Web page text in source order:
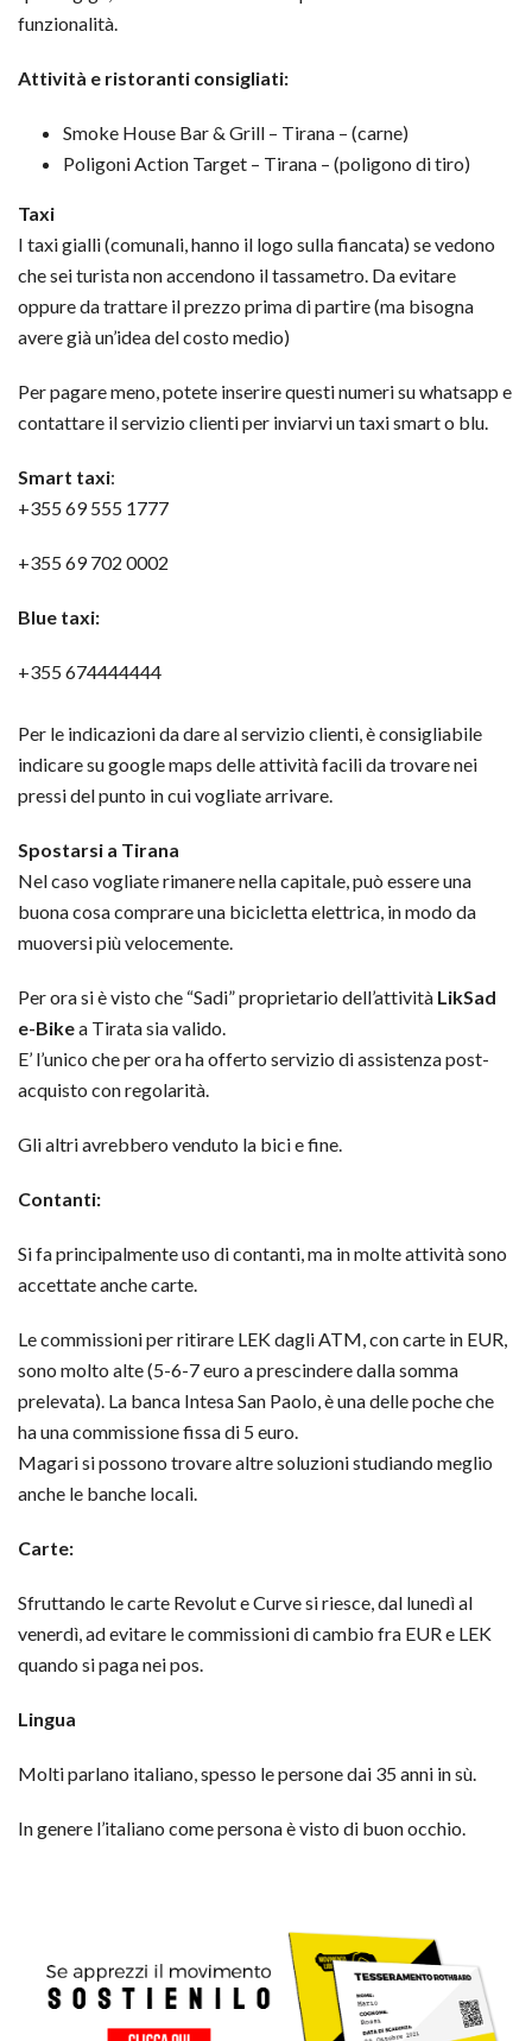
funzionalità.
Attività e ristoranti consigliati:
Smoke House Bar & Grill – Tirana – (carne)
Poligoni Action Target – Tirana – (poligono di tiro)
Taxi
I taxi gialli (comunali, hanno il logo sulla fiancata) se vedono
che sei turista non accendono il tassametro. Da evitare
oppure da trattare il prezzo prima di partire (ma bisogna
avere già un’idea del costo medio)
Per pagare meno, potete inserire questi numeri su whatsapp e
contattare il servizio clienti per inviarvi un taxi smart o blu.
Smart taxi:
+355 69 555 1777
+355 69 702 0002
Blue taxi:
+355 674444444
Per le indicazioni da dare al servizio clienti, è consigliabile
indicare su google maps delle attività facili da trovare nei
pressi del punto in cui vogliate arrivare.
Spostarsi a Tirana
Nel caso vogliate rimanere nella capitale, può essere una
buona cosa comprare una bicicletta elettrica, in modo da
muoversi più velocemente.
Per ora si è visto che “Sadi” proprietario dell’attività LikSad
e-Bikea Tirata sia valido.
E’ l’unico che per ora ha offerto servizio di assistenza post-
acquisto con regolarità.
Gli altri avrebbero venduto la bici e fine.
Contanti:
Si fa principalmente uso di contanti, ma in molte attività sono
accettate anche carte.
Le commissioni per ritirare LEK dagli ATM, con carte in EUR,
sono molto alte (5-6-7 euro a prescindere dalla somma
prelevata). La banca Intesa San Paolo, è una delle poche che
ha una commissione fissa di 5 euro.
Magari si possono trovare altre soluzioni studiando meglio
anche le banche locali.
Carte:
Sfruttando le carte Revolut e Curve si riesce, dal lunedì al
venerdì, ad evitare le commissioni di cambio fra EUR e LEK
quando si paga nei pos.
Lingua
Molti parlano italiano, spesso le persone dai 35 anni in sù.
In genere l’italiano come persona è visto di buon occhio.